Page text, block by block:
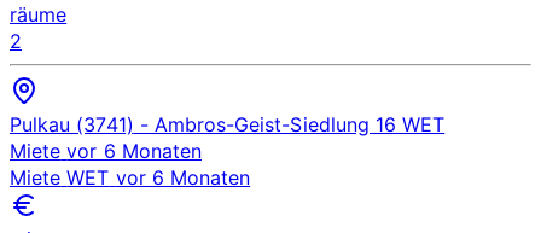
räume
2
Pulkau (3741) - Ambros-Geist-Siedlung 16 WET
Miete vor 6 Monaten
Miete WET vor 6 Monaten